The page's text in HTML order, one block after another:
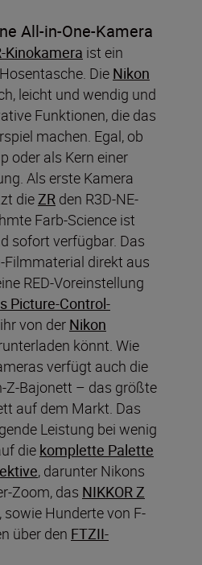
All-in-One-Kamera
Kinokamera ist ein
Die Nikon
leicht und wendig und
Funktionen, die das
machen. Egal, ob
oder als Kern einer
Als erste Kamera
dieZR den R3D-NE-
Farb-Science ist
sofort verfügbar. Das
Filmmaterial direkt aus
RED-Voreinstellung
Picture-Control-
von der Nikon
könnt. Wie
verfügt auch die
Z-Bajonett – das größte
auf dem Markt. Das
Leistung bei wenig
die komplette Palette
, darunter Nikons
Zoom, das NIKKOR Z
, sowie Hunderte von F-
über den FTZII-